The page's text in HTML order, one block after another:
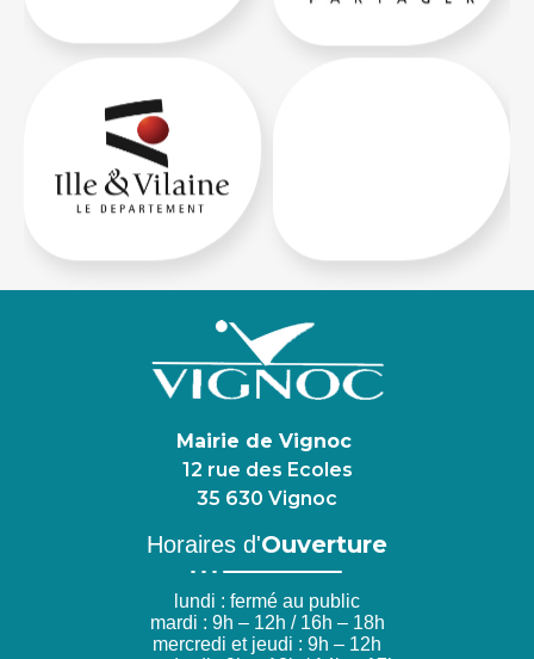
Mairie de Vignoc
12 rue des Ecoles
35 630 Vignoc
Horaires d'Ouverture
lundi : fermé au public
mardi : 9h – 12h / 16h – 18h
mercredi et jeudi : 9h – 12h